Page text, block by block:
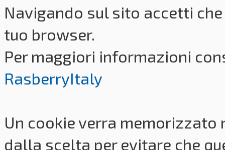
Navigando sul sito accetti
tuo browser.
Per maggiori informazioni
RasberryItaly
Un cookie verra
dalla scelta per evitare che